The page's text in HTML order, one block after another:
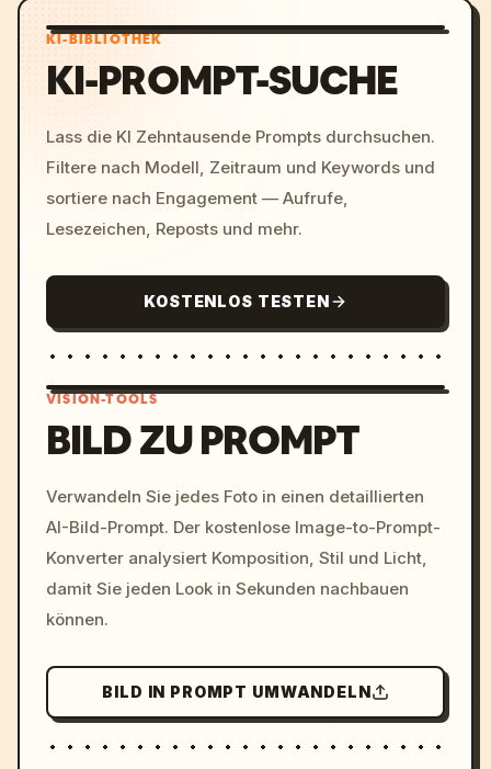
KI-BIBLIOTHEK
KI-PROMPT-SUCHE
Lass die KI Zehntausende Prompts durchsuchen.
Filtere nach Modell, Zeitraum und Keywords und
sortiere nach Engagement — Aufrufe,
Lesezeichen, Reposts und mehr.
KOSTENLOS TESTEN
c, cyberpunk sunset, neon
colors, 8k --v 6.0
VISION-TOOLS
BILD ZU PROMPT
Verwandeln Sie jedes Foto in einen detaillierten
AI-Bild-Prompt. Der kostenlose Image-to-Prompt-
Konverter analysiert Komposition, Stil und Licht,
damit Sie jeden Look in Sekunden nachbauen
können.
BILD IN PROMPT UMWANDELN